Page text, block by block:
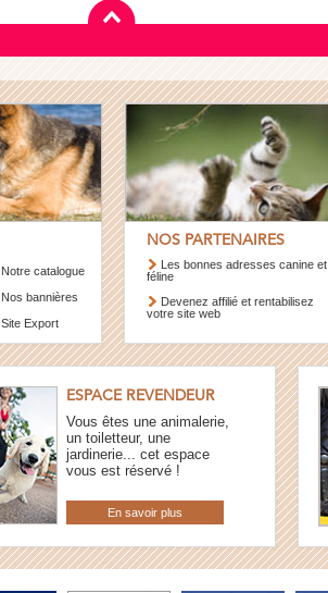
Notre catalogue
Nos bannières
Site Export
NOS PARTENAIRES
Les bonnes adresses canine et
féline
Devenez affilié et rentabilisez
votre site web
ESPACE REVENDEUR
Vous êtes une animalerie,
un toiletteur, une
jardinerie... cet espace
vous est réservé !
En savoir plus